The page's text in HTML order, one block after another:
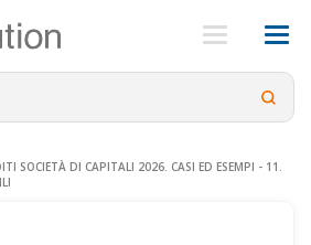
SOCIETÀ DI CAPITALI 2026. CASI ED ESEMPI - 11.